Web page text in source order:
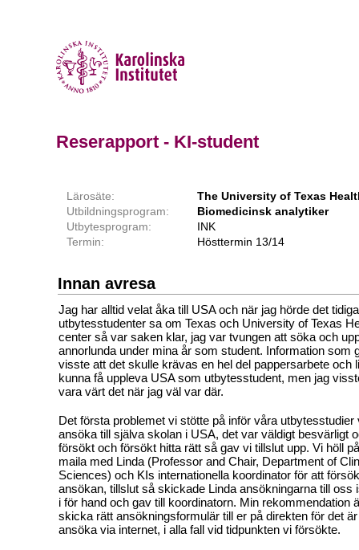
Reserapport - KI-student
Lärosäte:
The University of Texas
Utbildningsprogram:
Biomedicinsk analytiker
Utbytesprogram:
INK
Termin:
Hösttermin 13/14
Innan avresa
Jag har alltid velat åka till USA och när jag hörde det
utbytesstudenter sa om Texas och University of Texas
center så var saken klar, jag var tvungen att söka och
annorlunda under mina år som student. Information som
visste att det skulle krävas en hel del pappersarbete och
kunna få uppleva USA som utbytesstudent, men jag
vara värt det när jag väl var där.
Det första problemet vi stötte på inför våra utbytesstudier
ansöka till själva skolan i USA, det var väldigt besvärligt
försökt och försökt hitta rätt så gav vi tillslut upp. Vi höll
maila med Linda (Professor and Chair, Department of
Sciences) och KIs internationella koordinator för att
ansökan, tillslut så skickade Linda ansökningarna till oss
i för hand och gav till koordinatorn. Min rekommendation
skicka rätt ansökningsformulär till er på direkten för det
ansöka via internet, i alla fall vid tidpunkten vi försökte.